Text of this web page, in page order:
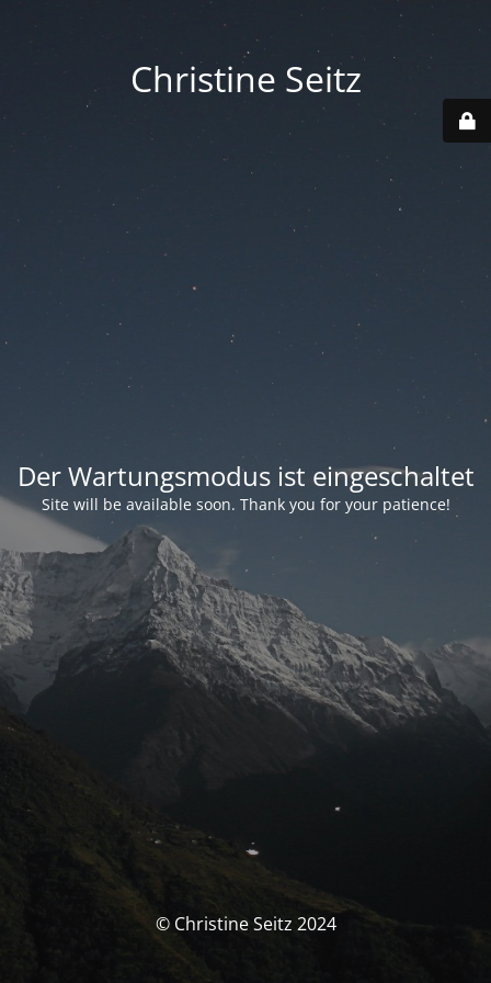
Christine Seitz
Der Wartungsmodus ist eingeschaltet
Site will be available soon. Thank you for your patience!
© Christine Seitz 2024